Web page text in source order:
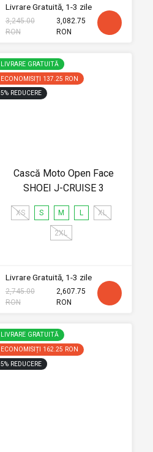
Livrare Gratuită, 1-3 zile
3,245.00
RON
3,082.75
RON
LIVRARE GRATUITĂ
ECONOMISIȚI 137.25 RON
5% REDUCERE
Cască Moto Open Face
SHOEI J-CRUISE 3
XS S M L XL
2XL
Livrare Gratuită, 1-3 zile
2,745.00
RON
2,607.75
RON
LIVRARE GRATUITĂ
ECONOMISIȚI 162.25 RON
5% REDUCERE